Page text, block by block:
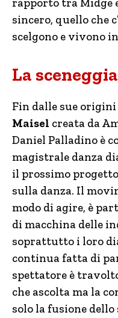
sincero, quello che
scelgono e vivono
La
Fin dalle sue origini
Maisel creata da
Daniel Palladino è
magistrale danza
il prossimo
sulla danza. Il
modo di agire, è
di macchina delle
soprattutto i loro
continua fatta di
spettatore è
che ascolta ma la
solo la fusione